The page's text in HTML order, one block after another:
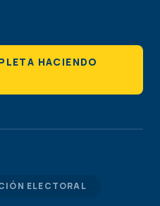
HACIENDO
ELECTORAL